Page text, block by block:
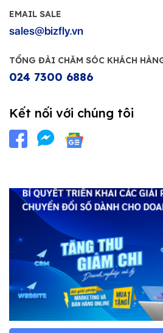
EMAIL SALE
sales@bizfly.vn
TỔNG ĐÀI CHĂM SÓC KHÁCH
024 7300 6886
Kết nối với chúng tôi